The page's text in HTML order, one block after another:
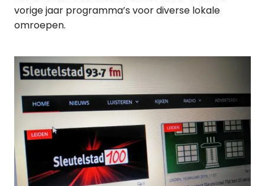
vorige jaar programma’s voor diverse lokale
omroepen.